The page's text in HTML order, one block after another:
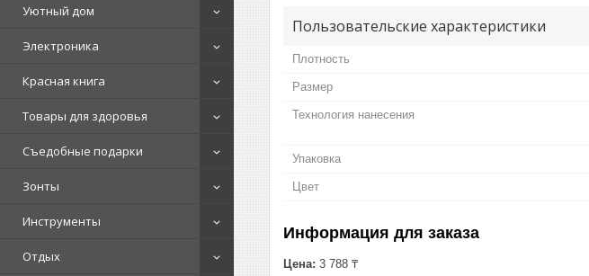
Уютный дом
Электроника
Красная книга
Товары для здоровья
Съедобные подарки
Зонты
Инструменты
Отдых
Пользовательские характеристики
Плотность
Размер
Технология нанесения
Упаковка
Цвет
Информация для заказа
Цена: 3 788 ₸